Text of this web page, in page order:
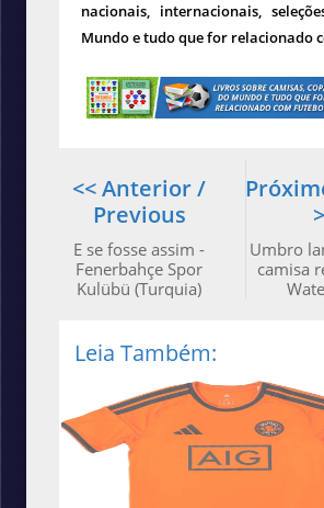
nacionais, internacionais,
Mundo e tudo que for relacionado
Umbro
camisa
<< Anterior /
Previous
E se fosse assim -
Fenerbahçe Spor
Kulübü (Turquia)
Leia Também: